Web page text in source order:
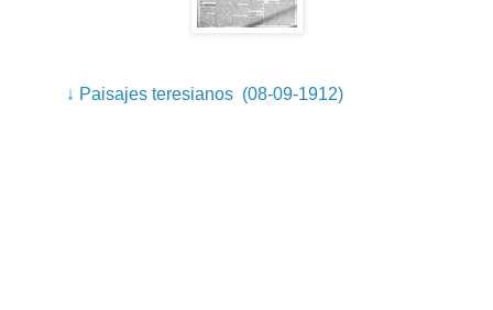
↓ Paisajes teresianos (08-09-1912)